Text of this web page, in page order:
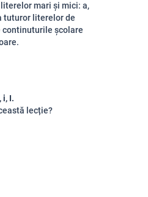
mari și mici: a,
tuturor literelor de
continuturile școlare
i, I.
lecție?